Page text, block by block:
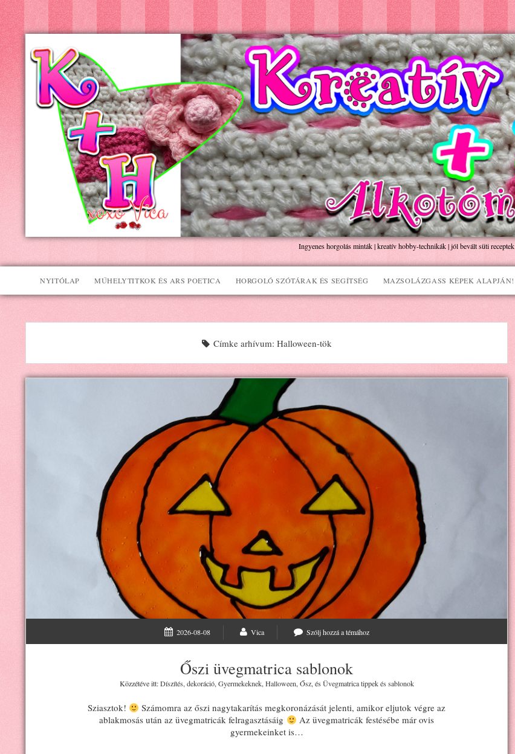
Kreatív+Hobby
Alkotóműhely
Ingyenes horgolás minták | kreatív hobby-technikák | jól bevált süti receptek
NYITÓLAP MŰHELYTITKOK ÉS ARS POETICA HORGOLÓ SZÓTÁRAK ÉS SEGÍTSÉG MAZSOLÁZGASS KÉPEK ALAPJÁN!
Címke arhívum: Halloween-tök
2026-08-08 Vica Szólj hozzá a témához
Őszi üvegmatrica sablonok
Közzétéve itt:Díszítés, dekoráció, Gyermekeknek, Halloween, Ősz, ésÜvegmatrica tippek és sablonok
Sziasztok!
Számomra az őszi nagytakarítás megkoronázását jelenti, amikor eljutok végre az
ablakmosás után az üvegmatricák felragasztásáig
Az üvegmatricák festésébe már ovis
gyermekeinket is…